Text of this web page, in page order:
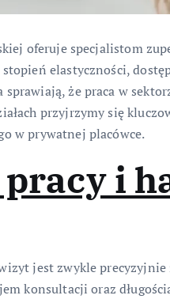
oferuje specjalistom
elastyczności,
sprawiają, że praca w
przyjrzymy się
w prywatnej placówce.
i
jest zwykle precyzyjnie
konsultacji oraz